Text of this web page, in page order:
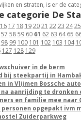
en straten, is er de
categorie De
16 17 18 19 20 21 22 23 24 25
57 58 59 60 61 62 63 64 65
98 99 100 101 102 103 104
127 128 129
in de berm
bij steekpartij in
in Vlijmen Bossche
aanrijding te dronken
en familie mee naar
opgepakt ivm
Zuiderparkweg